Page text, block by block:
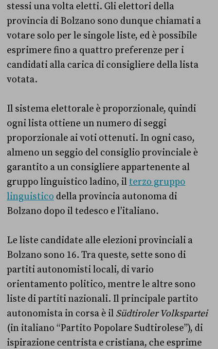
stessi una volta eletti. Gli elettori della
provincia di Bolzano sono dunque chiamati a
votare solo per le singole liste, ed è possibile
esprimere fino a quattro preferenze per i
candidati alla carica di consigliere della lista
votata.
Il sistema elettorale è proporzionale, quindi
ogni lista ottiene un numero di seggi
proporzionale ai voti ottenuti. In ogni caso,
almeno un seggio del consiglio provinciale è
garantito a un consigliere appartenente al
gruppo linguistico ladino, il terzo gruppo
linguistico della provincia autonoma di
Bolzano dopo il tedesco e l’italiano.
Le liste candidate alle elezioni provinciali a
Bolzano sono 16. Tra queste, sette sono di
partiti autonomisti locali, di vario
orientamento politico, mentre le altre sono
liste di partiti nazionali. Il principale partito
autonomista in corsa è il Südtiroler Volkspartei
(in italiano “Partito Popolare Sudtirolese”), di
ispirazione centrista e cristiana, che esprime